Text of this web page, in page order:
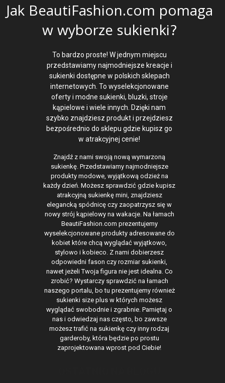
Jak BeautiFashion.com pomaga
w wyborze sukienki?
To bardzo proste! W jednym miejscu
przedstawiamy najmodniejsze kreacje i
sukienki dostępne w polskich sklepach
internetowych. To wyselekcjonowane
oferty i modne sukienki, bluzki, stroje
kąpielowe i wiele innych. Dzięki nam
szybko znajdziesz produkt i przejdziesz
bezpośrednio do sklepu gdzie kupisz go
w atrakcyjnej cenie!
Znajdź z nami swoją nową wymarzoną
sukienkę. Przedstawiamy najmodniejsze
produkty modowe, wyjątkową odzież na
każdy dzień. Możesz sprawdzić gdzie kupisz
atrakcyjną sukienkę mini, znajdziesz
elegancką spódnicę czy zaopatrzysz się w
nowy strój kąpielowy na wakacje. Na łamach
BeautiFashion.com prezentujemy
wyselekcjonowane produkty adresowane do
kobiet które chcą wyglądać wyjątkowo,
stylowo i kobieco. Z nami dobierzesz
odpowiedni fason czy rozmiar sukienki,
nawet jeżeli Twoja figura nie jest idealna. Co
zrobić? Wystarczy sprawdzić na łamach
naszego portalu, bo tu prezentujemy również
sukienki size plus w których możesz
wyglądać swobodnie i zgrabnie. Pamiętaj o
nas i odwiedzaj nas często, bo zawsze
możesz trafić na sukienkę czy inny rodzaj
garderoby, która będzie po prostu
zaprojektowana wprost pod Ciebie!